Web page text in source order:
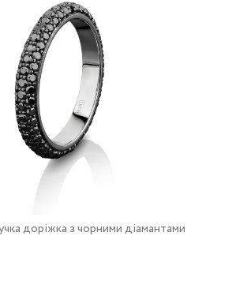
доріжка з чорними діамантами